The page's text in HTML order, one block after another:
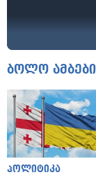
ბოლო
პოლიტიკა